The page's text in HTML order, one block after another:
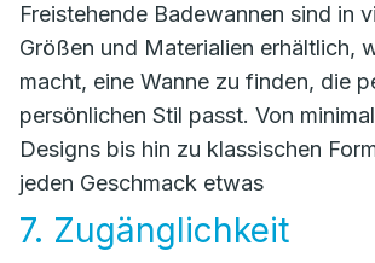
Freistehende Badewannen sind in
Größen und Materialien erhältlich,
macht, eine Wanne zu finden, die
persönlichen Stil passt. Von
Designs bis hin zu klassischen
jeden Geschmack etwas
7. Zugänglichkeit